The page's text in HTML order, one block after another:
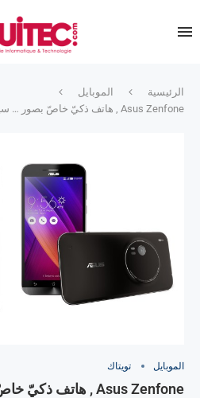
الرئيسية
الموبايل
Asus Zenfone , هاتف ذكيّ خاصّ بصور … سيلفي
الموبايل تويتاك
Asus Zenfone , هاتف ذكيّ خاصّ بصور … سيلفي